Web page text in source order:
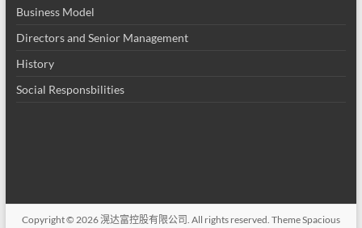
Business Model
Directors and Senior Management
History
Social Responsbilities
Copyright © 2026滉达富控股有限公司. All rights reserved. ThemeSpacious